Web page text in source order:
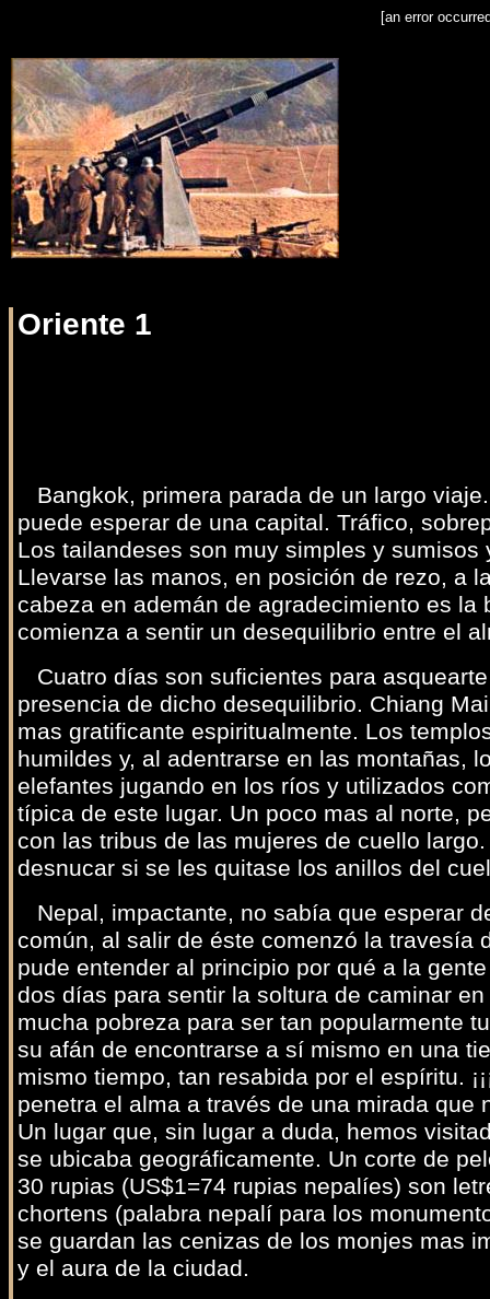
[an error
Oriente 1
Bangkok, primera parada de un largo
puede esperar de una capital. Tráfico,
Los tailandeses son muy simples y
Llevarse las manos, en posición de rezo, a
cabeza en ademán de agradecimiento es
comienza a sentir un desequilibrio entre el
Cuatro días son suficientes para
presencia de dicho desequilibrio. Chiang
mas gratificante espiritualmente. Los
humildes y, al adentrarse en las montañas,
elefantes jugando en los ríos y utilizados
típica de este lugar. Un poco mas al norte,
con las tribus de las mujeres de cuello
desnucar si se les quitase los anillos del
Nepal, impactante, no sabía que esperar
común, al salir de éste comenzó la travesía
pude entender al principio por qué a la
dos días para sentir la soltura de caminar
mucha pobreza para ser tan popularmente
su afán de encontrarse a sí mismo en una
mismo tiempo, tan resabida por el espíritu.
penetra el alma a través de una mirada
Un lugar que, sin lugar a duda, hemos
se ubicaba geográficamente. Un corte de
30 rupias (US$1=74 rupias nepalíes) son
chortens (palabra nepalí para los
se guardan las cenizas de los monjes mas
y el aura de la ciudad.